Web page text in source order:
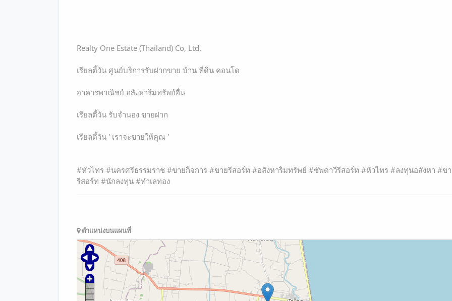
Realty One Estate (Thailand) Co, Ltd.
เรียลติ้วัน ศูนย์บริการรับฝากขาย บ้าน ที่ดิน คอนโด
อาคารพาณิชย์ อสังหาริมทรัพย์อื่น
เรียลตี้วัน รับจำนอง ขายฝาก
เรียลตี้วัน ' เราจะขายให้คุณ '
#หัวไทร #นครศรีธรรมราช #ขายกิจการ #ขายรีสอร์ท #อสังหาริมทรัพย์ #ซัพดาวีรีสอร์ท #หัวไทร #ลงทุนอสังหา #ข
รีสอร์ท #นักลงทุน #ทำเลทอง
ตำแหน่งบนแผนที่